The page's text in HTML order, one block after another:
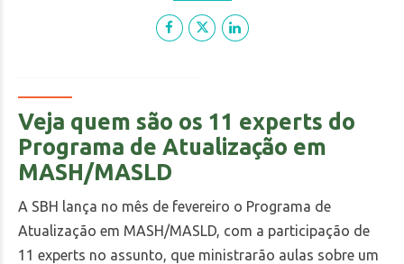
Veja quem são os 11 experts do
Programa de Atualização em
MASH/MASLD
A SBH lança no mês de fevereiro o Programa de
Atualização em MASH/MASLD, com a participação de
11 experts no assunto, que ministrarão aulas sobre um